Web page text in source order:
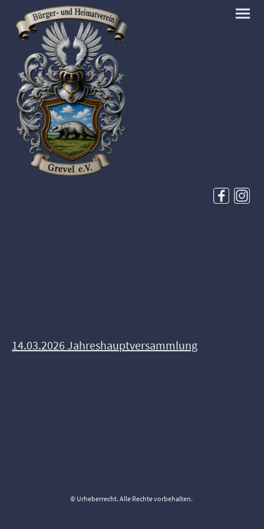
14.03.2026 Jahreshauptversammlung
© Urheberrecht. Alle Rechte vorbehalten.